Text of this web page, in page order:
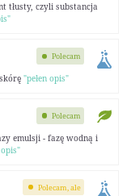
tłusty, czyli substancja
"pełen opis"
Polecam
emulsji - fazę wodną i
opis"
Polecam
Polecam, ale